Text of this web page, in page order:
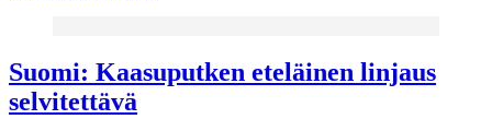
Suomi: Kaasuputken eteläinen linjaus
selvitettävä